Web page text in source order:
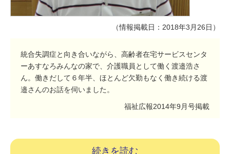
（情報掲載日：2018年3月26日）
統合失調症と向き合いながら、高齢者在宅サービスセンタ
ーあすなろみんなの家で、介護職員として働く渡邉浩さ
ん。働きだして６年半、ほとんど欠勤もなく働き続ける渡
邉さんのお話を伺いました。
福祉広報2014年9月号掲載
続きを読む